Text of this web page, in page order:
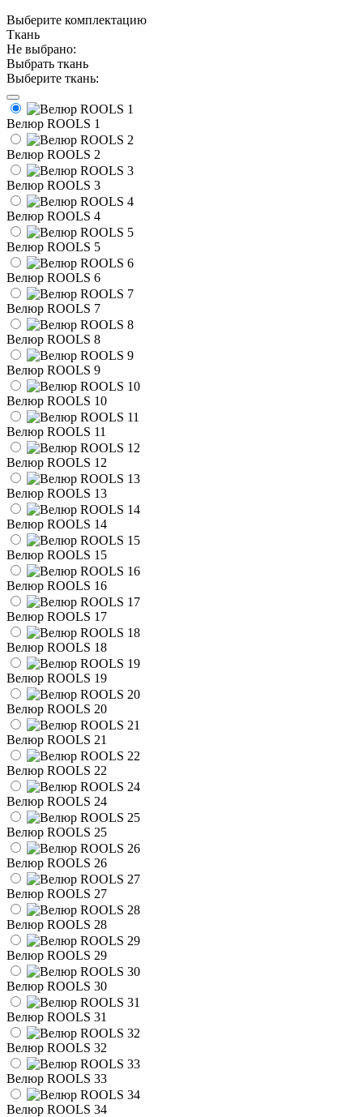
Выберите комплектацию
Ткань
Не выбрано:
Выбрать ткань
Выберите ткань:
Велюр ROOLS 1
Велюр ROOLS 2
Велюр ROOLS 3
Велюр ROOLS 4
Велюр ROOLS 5
Велюр ROOLS 6
Велюр ROOLS 7
Велюр ROOLS 8
Велюр ROOLS 9
Велюр ROOLS 10
Велюр ROOLS 11
Велюр ROOLS 12
Велюр ROOLS 13
Велюр ROOLS 14
Велюр ROOLS 15
Велюр ROOLS 16
Велюр ROOLS 17
Велюр ROOLS 18
Велюр ROOLS 19
Велюр ROOLS 20
Велюр ROOLS 21
Велюр ROOLS 22
Велюр ROOLS 24
Велюр ROOLS 25
Велюр ROOLS 26
Велюр ROOLS 27
Велюр ROOLS 28
Велюр ROOLS 29
Велюр ROOLS 30
Велюр ROOLS 31
Велюр ROOLS 32
Велюр ROOLS 33
Велюр ROOLS 34